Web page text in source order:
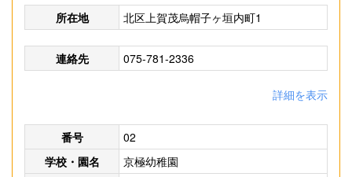
所在地 北区上賀茂烏帽子ヶ垣内町1
連絡先 075-781-2336
詳細を表示
番号
02
学校・園名
京極幼稚園